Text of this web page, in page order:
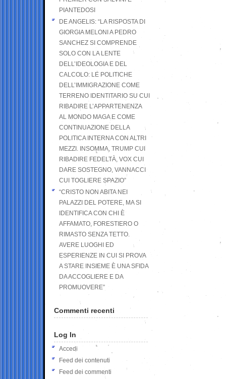
PIANTEDOSI
DE ANGELIS: “LA RISPOSTA DI
GIORGIA MELONI A PEDRO
SANCHEZ SI COMPRENDE
SOLO CON LA LENTE
DELL’IDEOLOGIA E DEL
CALCOLO: LE POLITICHE
DELL’IMMIGRAZIONE COME
TERRENO IDENTITARIO SU CUI
RIBADIRE L’APPARTENENZA
AL MONDO MAGA E COME
CONTINUAZIONE DELLA
POLITICA INTERNA CON ALTRI
MEZZI. INSOMMA, TRUMP CUI
RIBADIRE FEDELTÀ, VOX CUI
DARE SOSTEGNO, VANNACCI
CUI TOGLIERE SPAZIO”
“CRISTO NON ABITA NEI
PALAZZI DEL POTERE, MA SI
IDENTIFICA CON CHI È
AFFAMATO, FORESTIERO O
RIMASTO SENZA TETTO.
AVERE LUOGHI ED
ESPERIENZE IN CUI SI PROVA
A STARE INSIEME È UNA SFIDA
DA ACCOGLIERE E DA
PROMUOVERE”
Commenti recenti
Log In
Accedi
Feed dei contenuti
Feed dei commenti